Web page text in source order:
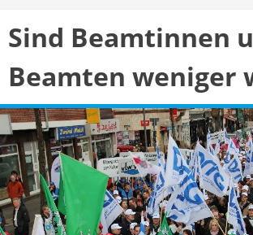
Sind Beamtinnen
Beamten weniger